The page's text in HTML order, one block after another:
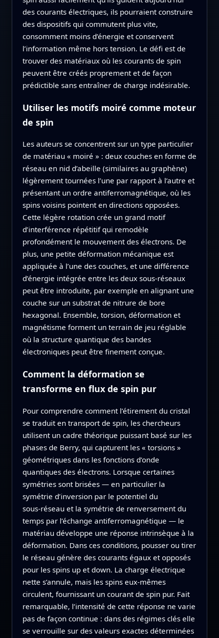
des courants électriques, ils pourraient construire
des dispositifs qui commutent plus vite,
consomment moins d’énergie et conservent
l’information même hors tension. Le défi est de
trouver des matériaux où les courants de spin
peuvent être créés proprement et de façon
prédictible sans entraîner de charge indésirable.
Utiliser les motifs moiré comme moteur
de spin
Les auteurs se concentrent sur un type particulier
de matériau « moiré » : deux couches en forme de
réseau en nid d’abeille (similaires au graphène)
légèrement tournées l’une par rapport à l’autre et
présentant un ordre antiferromagnétique, où les
spins voisins pointent en directions opposées.
Cette légère rotation crée un grand motif
d’interférence répétitif qui remodèle
profondément le mouvement des électrons. De
plus, une petite déformation mécanique est
appliquée à l’une des couches, et une différence
d’énergie intégrée entre les deux sous‑réseaux
peut être introduite, par exemple en alignant une
couche sur un substrat de nitrure de bore
hexagonal. Ensemble, torsion, déformation et
magnétisme forment un terrain de jeu réglable
où la structure quantique des bandes
électroniques peut être finement conçue.
Comment la déformation se
transforme en flux de spin pur
Pour comprendre comment l’étirement du cristal
se traduit en transport de spin, les chercheurs
utilisent un cadre théorique puissant basé sur les
phases de Berry, qui capturent les « torsions »
géométriques dans les fonctions d’onde
quantiques des électrons. Lorsque certaines
symétries sont brisées — en particulier la
symétrie d’inversion par le potentiel du
sous‑réseau et la symétrie de renversement du
temps par l’échange antiferromagnétique — le
matériau développe une réponse intrinsèque à la
déformation. Dans ces conditions, pousser ou tirer
le réseau génère des courants égaux et opposés
pour les spins up et down. La charge électrique
nette s’annule, mais les spins eux‑mêmes
circulent, fournissant un courant de spin pur. Fait
remarquable, l’intensité de cette réponse ne varie
pas de façon continue : dans des régimes clés elle
se verrouille sur des valeurs exactes déterminées